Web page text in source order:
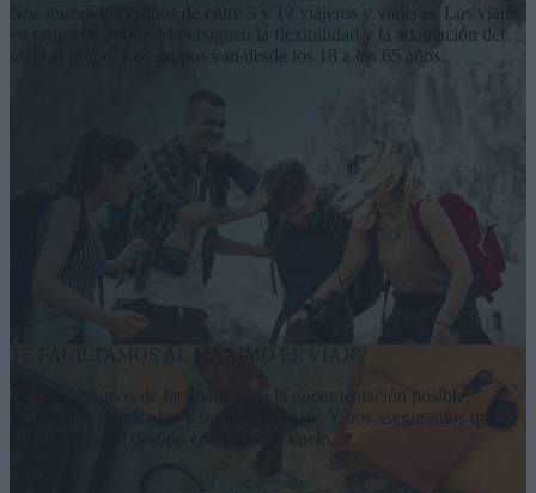
Nos gustan los grupos de entre 5 y 12 viajeros y viajeras. Los viajes
en grupo de 3000KM persiguen la flexibilidad y la adaptación del
viaje al grupo. Los grupos van desde los 18 a los 65 años.
Nos encargamos de facilitarte toda la documentación posible,
tramitamos los visados y seguros de viaje. Y nos aseguramos que
puedas llegar al destino con un buen vuelo.